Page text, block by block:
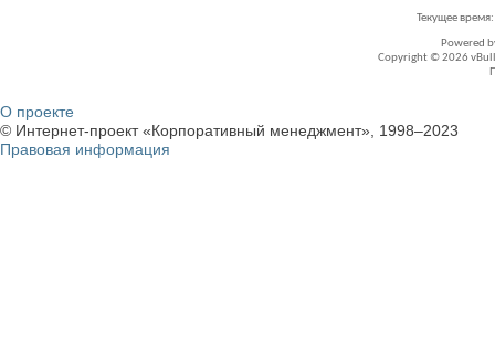
Текущее время:
Powered
Copyright © 2026
О проекте
© Интернет-проект «Корпоративный менеджмент», 1998–2023
Правовая информация